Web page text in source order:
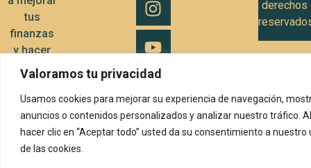
Valoramos tu privacidad
Usamos cookies para mejorar su experiencia de navegación,
anuncios o contenidos personalizados y analizar nuestro tráfico. Al
hacer clic en “Aceptar todo” usted da su consentimiento a nuestro
de las cookies.
tus
finanzas
y hacer
crecer tu
derechos